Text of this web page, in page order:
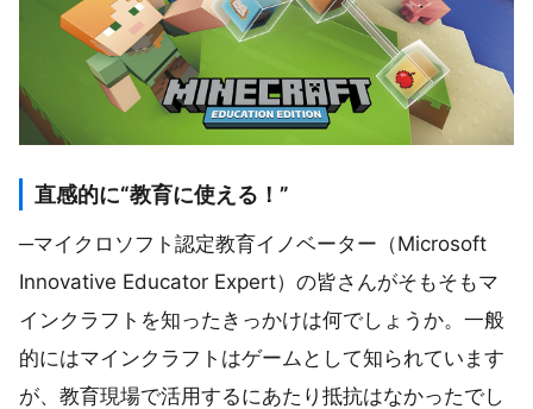
直感的に“教育に使える！”
─マイクロソフト認定教育イノベーター（Microsoft
Innovative Educator Expert）の皆さんがそもそもマ
インクラフトを知ったきっかけは何でしょうか。一般
的にはマインクラフトはゲームとして知られています
が、教育現場で活用するにあたり抵抗はなかったでし